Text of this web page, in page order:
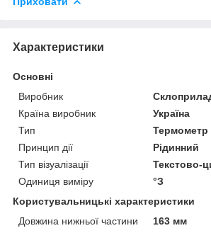
Характеристики
Основні
Виробник
Країна виробник
Україна
Тип
Термометр
Принцип дії
Рідинний
Тип візуалізації
Текстово-
Одиниця виміру
°З
Користувальницькі характеристики
Довжина нижньої частини
163 мм